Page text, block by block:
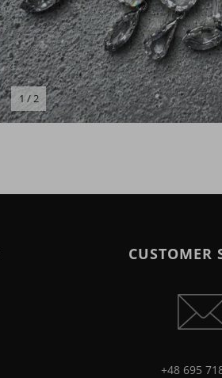
1 / 2
CUSTOMER
+48 695